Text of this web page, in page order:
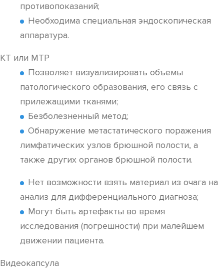
противопоказаний;
Необходима специальная эндоскопическая
аппаратура.
КТ или МТР
Позволяет визуализировать объемы
патологического образования, его связь с
прилежащими тканями;
Безболезненный метод;
Обнаружение метастатического поражения
лимфатических узлов брюшной полости, а
также других органов брюшной полости.
Нет возможности взять материал из очага на
анализ для дифференциального диагноза;
Могут быть артефакты во время
исследования (погрешности) при малейшем
движении пациента.
Видеокапсула